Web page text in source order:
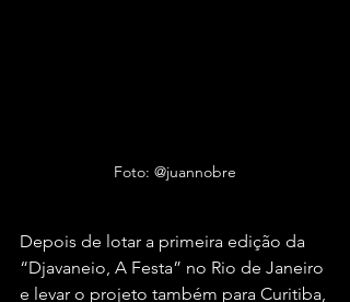
Foto: @juannobre
Depois de lotar a primeira edição da
“Djavaneio, A Festa” no Rio de Janeiro
e levar o projeto também para Curitiba,